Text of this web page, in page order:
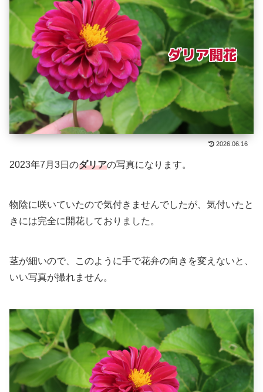
2026.06.16
2023年7月3日のダリアの写真になります。
物陰に咲いていたので気付きませんでしたが、気付いたと
きには完全に開花しておりました。
茎が細いので、このように手で花弁の向きを変えないと、
いい写真が撮れません。